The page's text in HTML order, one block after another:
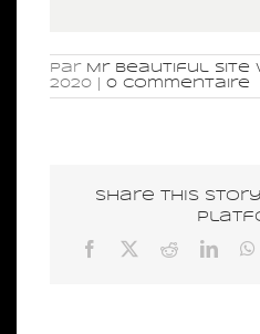
Par Mr Beautiful Site
2020
0 commentaire
Share This
Facebook Reddit